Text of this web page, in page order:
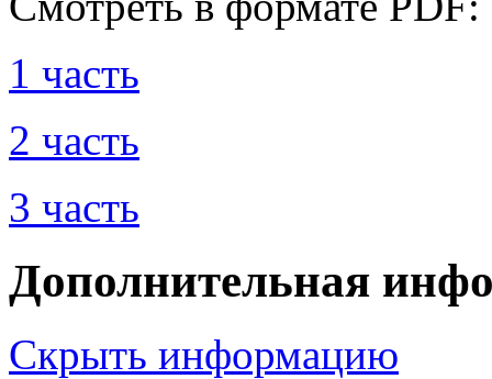
1 часть
2 часть
3 часть
Дополнительная
Скрыть информацию